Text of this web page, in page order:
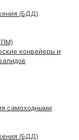
(БДД)
конвейеры и
самоходными
(БДД)